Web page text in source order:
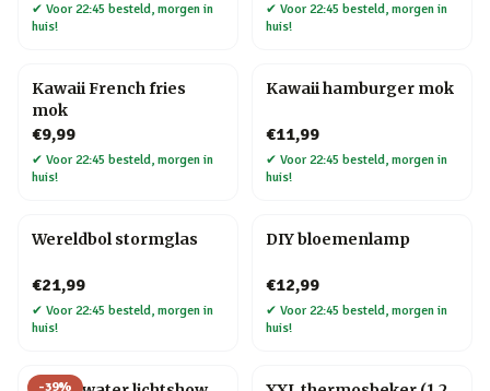
✔ Voor 22:45 besteld, morgen in
huis!
✔ Voor 22:45 besteld, morgen in
huis!
Kawaii French fries
mok
€9,99
✔ Voor 22:45 besteld, morgen in
huis!
Kawaii hamburger mok
€11,99
✔ Voor 22:45 besteld, morgen in
huis!
Wereldbol stormglas
€21,99
✔ Voor 22:45 besteld, morgen in
huis!
DIY bloemenlamp
€12,99
✔ Voor 22:45 besteld, morgen in
huis!
-39%